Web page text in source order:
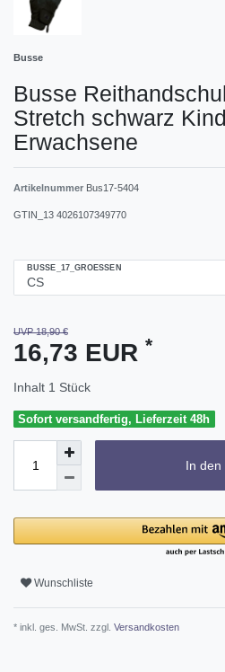
Busse
Busse
Stretch schwarz
Erwachsene
Artikelnummer Bus17-5404
GTIN_13 4026107349770
BUSSE_17_GROESSEN
UVP 18,90 €
16,73 EUR *
Inhalt 1 Stück
Sofort versandfertig, Lieferzeit 48h
In den
Wunschliste
* inkl. ges. MwSt. zzgl. Versandkosten